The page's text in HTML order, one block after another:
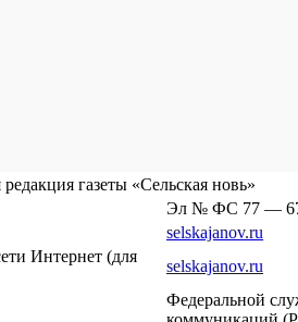
газеты «Сельская новь»
Эл № ФС 77 —
selskajanov.ru
Интернет (для
selskajanov.ru
Федеральной